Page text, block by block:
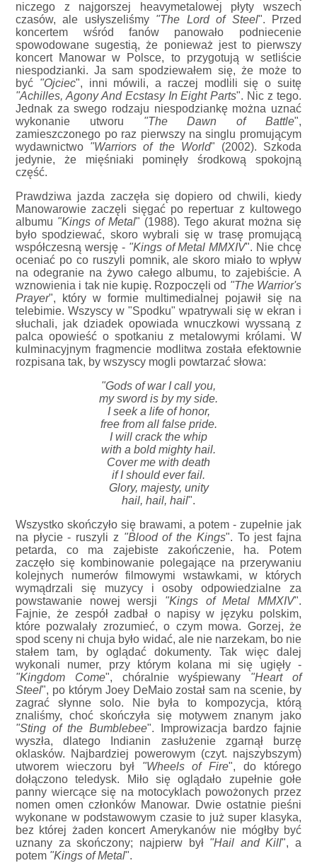
niczego z najgorszej heavymetalowej płyty wszech
czasów, ale usłyszeliśmy "The Lord of Steel". Przed
koncertem wśród fanów panowało podniecenie
spowodowane sugestią, że ponieważ jest to pierwszy
koncert Manowar w Polsce, to przygotują w setliście
niespodzianki. Ja sam spodziewałem się, że może to
być "Ojciec", inni mówili, a raczej modlili się o suitę
"Achilles, Agony And Ecstasy In Eight Parts". Nic z tego.
Jednak za swego rodzaju niespodziankę można uznać
wykonanie utworu "The Dawn of Battle",
zamieszczonego po raz pierwszy na singlu promującym
wydawnictwo "Warriors of the World" (2002). Szkoda
jedynie, że mięśniaki pominęły środkową spokojną
część.
Prawdziwa jazda zaczęła się dopiero od chwili, kiedy
Manowarowie zaczęli sięgać po repertuar z kultowego
albumu "Kings of Metal" (1988). Tego akurat można się
było spodziewać, skoro wybrali się w trasę promującą
współczesną wersję - "Kings of Metal MMXIV". Nie chcę
oceniać po co ruszyli pomnik, ale skoro miało to wpływ
na odegranie na żywo całego albumu, to zajebiście. A
wznowienia i tak nie kupię. Rozpoczęli od "The Warrior's
Prayer", który w formie multimedialnej pojawił się na
telebimie. Wszyscy w "Spodku" wpatrywali się w ekran i
słuchali, jak dziadek opowiada wnuczkowi wyssaną z
palca opowieść o spotkaniu z metalowymi królami. W
kulminacyjnym fragmencie modlitwa została efektownie
rozpisana tak, by wszyscy mogli powtarzać słowa:
"Gods of war I call you,
my sword is by my side.
I seek a life of honor,
free from all false pride.
I will crack the whip
with a bold mighty hail.
Cover me with death
if I should ever fail.
Glory, majesty, unity
hail, hail, hail".
Wszystko skończyło się brawami, a potem - zupełnie jak
na płycie - ruszyli z "Blood of the Kings". To jest fajna
petarda, co ma zajebiste zakończenie, ha. Potem
zaczęło się kombinowanie polegające na przerywaniu
kolejnych numerów filmowymi wstawkami, w których
wymądrzali się muzycy i osoby odpowiedzialne za
powstawanie nowej wersji "Kings of Metal MMXIV".
Fajnie, że zespół zadbał o napisy w języku polskim,
które pozwalały zrozumieć, o czym mowa. Gorzej, że
spod sceny ni chuja było widać, ale nie narzekam, bo nie
stałem tam, by oglądać dokumenty. Tak więc dalej
wykonali numer, przy którym kolana mi się ugięły -
"Kingdom Come", chóralnie wyśpiewany "Heart of
Steel", po którym Joey DeMaio został sam na scenie, by
zagrać słynne solo. Nie była to kompozycja, którą
znaliśmy, choć skończyła się motywem znanym jako
"Sting of the Bumblebee". Improwizacja bardzo fajnie
wyszła, dlatego Indianin zasłużenie zgarnął burzę
oklasków. Najbardziej powerowym (czyt. najszybszym)
utworem wieczoru był "Wheels of Fire", do którego
dołączono teledysk. Miło się oglądało zupełnie gołe
panny wiercące się na motocyklach powożonych przez
nomen omen członków Manowar. Dwie ostatnie pieśni
wykonane w podstawowym czasie to już super klasyka,
bez której żaden koncert Amerykanów nie mógłby być
uznany za skończony; najpierw był "Hail and Kill", a
potem "Kings of Metal".